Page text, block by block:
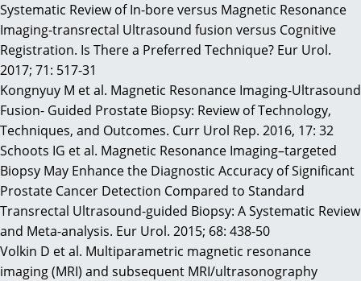
Systematic Review of In-bore versus Magnetic Resonance
Imaging-transrectal Ultrasound fusion versus Cognitive
Registration. Is There a Preferred Technique? Eur Urol.
2017; 71: 517-31
Kongnyuy M et al. Magnetic Resonance Imaging-Ultrasound
Fusion- Guided Prostate Biopsy: Review of Technology,
Techniques, and Outcomes. Curr Urol Rep. 2016, 17: 32
Schoots IG et al. Magnetic Resonance Imaging–targeted
Biopsy May Enhance the Diagnostic Accuracy of Significant
Prostate Cancer Detection Compared to Standard
Transrectal Ultrasound-guided Biopsy: A Systematic Review
and Meta-analysis. Eur Urol. 2015; 68: 438-50
Volkin D et al. Multiparametric magnetic resonance
imaging (MRI) and subsequent MRI/ultrasonography